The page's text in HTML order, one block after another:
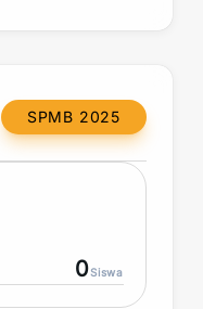
SPMB 2025
0Siswa